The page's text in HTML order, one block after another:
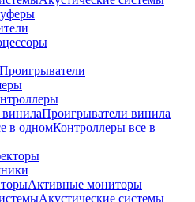
Проигрыватели
Проигрыватели винила
в одномКонтроллеры все в
Активные мониторы
Акустические системы